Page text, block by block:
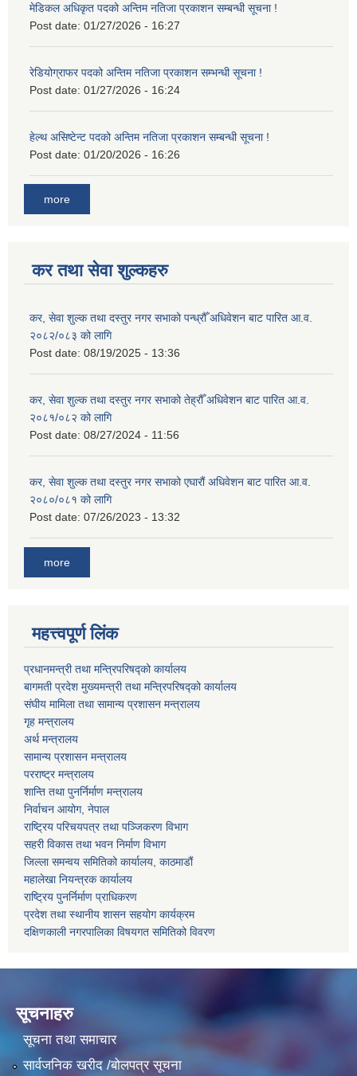
मेडिकल अधिकृत पदको अन्तिम नतिजा प्रकाशन सम्बन्धी सूचना !
Post date: 01/27/2026 - 16:27
रेडियोग्राफर पदको अन्तिम नतिजा प्रकाशन सम्भन्धी सूचना !
Post date: 01/27/2026 - 16:24
हेल्थ असिष्टेन्ट पदको अन्तिम नतिजा प्रकाशन सम्बन्धी सूचना !
Post date: 01/20/2026 - 16:26
more
कर तथा सेवा शुल्कहरु
कर, सेवा शुल्क तथा दस्तुर नगर सभाको पन्ध्रौँ अधिवेशन बाट पारित आ.व.
२०८२/०८३ को लागि
Post date: 08/19/2025 - 13:36
कर, सेवा शुल्क तथा दस्तुर नगर सभाको तेह्रौँ अधिवेशन बाट पारित आ.व.
२०८१/०८२ को लागि
Post date: 08/27/2024 - 11:56
कर, सेवा शुल्क तथा दस्तुर नगर सभाको एघारौं अधिवेशन बाट पारित आ.व.
२०८०/०८१ को लागि
Post date: 07/26/2023 - 13:32
more
महत्त्वपूर्ण लिंक
प्रधानमन्त्री तथा मन्त्रिपरिषद्को कार्यालय
बागमती प्रदेश मुख्यमन्त्री तथा मन्त्रिपरिषद्को कार्यालय
संघीय मामिला तथा सामान्य प्रशासन मन्त्रालय
गृह मन्त्रालय
अर्थ मन्त्रालय
सामान्य प्रशासन मन्त्रालय
परराष्ट्र मन्त्रालय
शान्ति तथा पुनर्निर्माण मन्त्रालय
निर्वाचन आयोग, नेपाल
राष्ट्रिय परिचयपत्र तथा पञ्जिकरण विभाग
सहरी विकास तथा भवन निर्माण विभाग
जिल्ला समन्वय समितिको कार्यालय, काठमाडौं
महालेखा नियन्त्रक कार्यालय
राष्ट्रिय पुनर्निर्माण प्राधिकरण
प्रदेश तथा स्थानीय शासन सहयोग कार्यक्रम
दक्षिणकाली नगरपालिका विषयगत समितिको विवरण
सूचनाहरु
सूचना तथा समाचार
सार्वजनिक खरीद /बोलपत्र सूचना